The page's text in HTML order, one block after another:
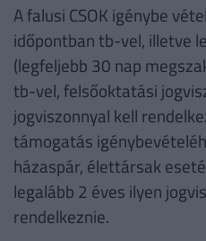
A falusi CSOK igénybe
időpontban tb-vel, illetve
(legfeljebb 30 nap
tb-vel, felsőoktatási
jogviszonnyal kell
támogatás
házaspár, élettársak
legalább 2 éves ilyen
rendelkeznie.